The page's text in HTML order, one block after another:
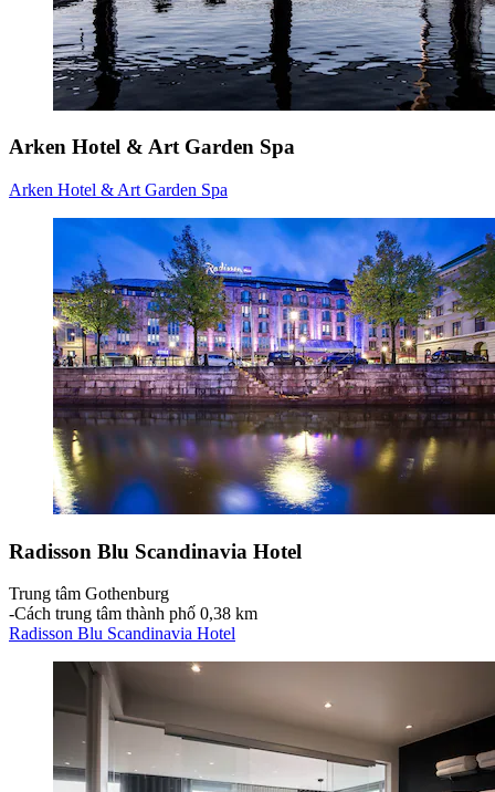
Arken Hotel & Art Garden Spa
Arken Hotel & Art Garden Spa
Radisson Blu Scandinavia Hotel
Trung tâm Gothenburg
‐Cách trung tâm thành phố 0,38 km
Radisson Blu Scandinavia Hotel